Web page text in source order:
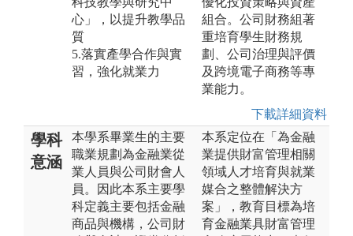
心」，以提升教學品
質
5.落實產學合作與實
習，強化就業力
組合。公司財務組著
重培育學生財務規
劃、公司治理與評價
及跨境電子商務等專
業能力。
下載詳細資料
學科
意涵
本學系畢業生的主要
職業規劃為金融業從
業人員與公司財會人
員。因此本系主要學
科定義主要包括金融
商品與機構，公司財
本系定位在「為金融
業提供財富管理相關
領域人才培育與就業
媒合之整體解決方
案」，教育目標為培
育金融業具財富管理